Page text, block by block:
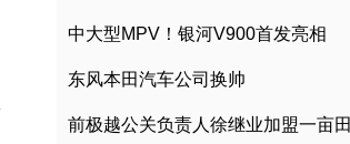
中大型MPV！银河V900首发亮相
东风本田汽车公司换帅
前极越公关负责人徐继业加盟一亩田